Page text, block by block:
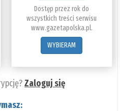
Dostęp przez rok do
wszystkich treści serwisu
www.gazetapolska.pl.
WYBIERAM
Zaloguj się